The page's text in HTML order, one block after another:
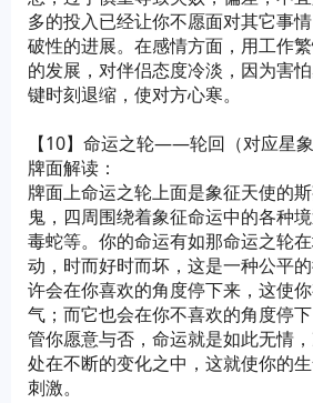
多的投入已经让你不愿面对其它事
破性的进展。在感情方面，用工作
的发展，对伴侣态度冷淡，因为害
键时刻退缩，使对方心寒。
【10】命运之轮——轮回（对应星
牌面解读：
牌面上命运之轮上面是象征天使的
鬼，四周围绕着象征命运中的各种境
毒蛇等。你的命运有如那命运之轮
动，时而好时而坏，这是一种公平
许会在你喜欢的角度停下来，这使
气；而它也会在你不喜欢的角度停
管你愿意与否，命运就是如此无情
处在不断的变化之中，这就使你的
刺激。